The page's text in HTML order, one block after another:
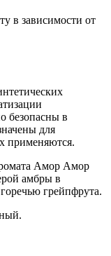
в зависимости от
безопасны в
для
применяются.
Амор Амор
амбры в
грейпфрута.